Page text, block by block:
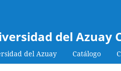
del Azuay
del Azuay Catálogo